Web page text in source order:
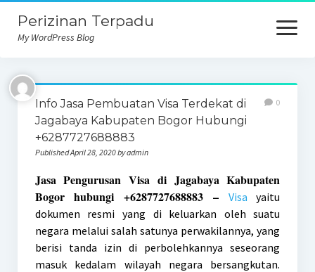
Perizinan Terpadu
My WordPress Blog
open
menu
Info Jasa Pembuatan Visa Terdekat di
Jagabaya Kabupaten Bogor Hubungi
+6287727688883
Published April 28, 2020 by admin
0
Jasa Pengurusan Visa di Jagabaya Kabupaten
Bogor hubungi +6287727688883 – Visa yaitu
dokumen resmi yang di keluarkan oleh suatu
negara melalui salah satunya perwakilannya, yang
berisi tanda izin di perbolehkannya seseorang
masuk kedalam wilayah negara bersangkutan.